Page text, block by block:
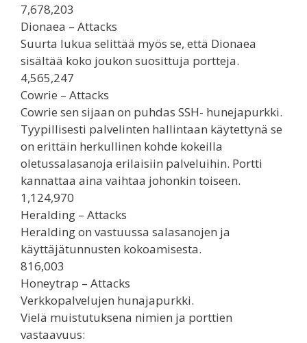
7,678,203
Dionaea – Attacks
Suurta lukua selittää myös se, että Dionaea
sisältää koko joukon suosittuja portteja.
4,565,247
Cowrie – Attacks
Cowrie sen sijaan on puhdas SSH- hunejapurkki.
Tyypillisesti palvelinten hallintaan käytettynä se
on erittäin herkullinen kohde kokeilla
oletussalasanoja erilaisiin palveluihin. Portti
kannattaa aina vaihtaa johonkin toiseen.
1,124,970
Heralding – Attacks
Heralding on vastuussa salasanojen ja
käyttäjätunnusten kokoamisesta.
816,003
Honeytrap – Attacks
Verkkopalvelujen hunajapurkki.
Vielä muistutuksena nimien ja porttien
vastaavuus: